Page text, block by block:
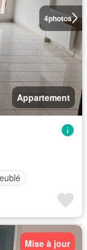
4photos
Appartement
Mise à jour